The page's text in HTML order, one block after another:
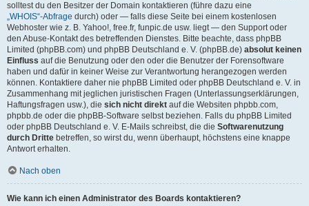
solltest du den Besitzer der Domain kontaktieren (führe dazu eine
„WHOIS“-Abfrage durch) oder — falls diese Seite bei einem kostenlosen
Webhoster wie z. B. Yahoo!, free.fr, funpic.de usw. liegt — den Support oder
den Abuse-Kontakt des betreffenden Dienstes. Bitte beachte, dass phpBB
Limited (phpBB.com) und phpBB Deutschland e. V. (phpBB.de) absolut keinen
Einfluss auf die Benutzung oder den oder die Benutzer der Forensoftware
haben und dafür in keiner Weise zur Verantwortung herangezogen werden
können. Kontaktiere daher nie phpBB Limited oder phpBB Deutschland e. V. in
Zusammenhang mit jeglichen juristischen Fragen (Unterlassungserklärungen,
Haftungsfragen usw.), die sich nicht direkt auf die Websiten phpbb.com,
phpbb.de oder die phpBB-Software selbst beziehen. Falls du phpBB Limited
oder phpBB Deutschland e. V. E-Mails schreibst, die die Softwarenutzung
durch Dritte betreffen, so wirst du, wenn überhaupt, höchstens eine knappe
Antwort erhalten.
Nach oben
Wie kann ich einen Administrator des Boards kontaktieren?